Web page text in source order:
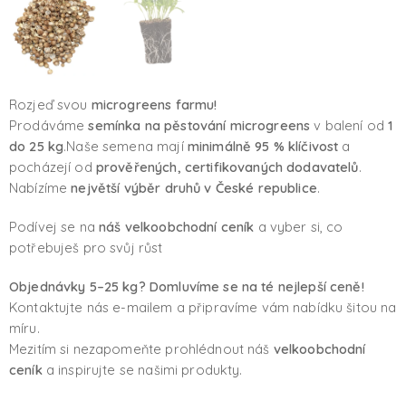
Rozjeď svou microgreens farmu!
Prodávámesemínka na pěstování microgreens v balení od1
do 25 kg.Naše semena mají minimálně 95 % klíčivost a
pocházejí od prověřených, certifikovaných dodavatelů.
Nabízímenejvětší výběr druhů v České republice.
Podívej se nanáš velkoobchodní ceník a vyber si, co
potřebuješ pro svůj růst
Objednávky 5–25 kg? Domluvíme se na té nejlepší ceně!
Kontaktujte nás e-mailem a připravíme vám nabídku šitou na
míru.
Mezitím si nezapomeňte prohlédnout náš velkoobchodní
ceníka inspirujte se našimi produkty.